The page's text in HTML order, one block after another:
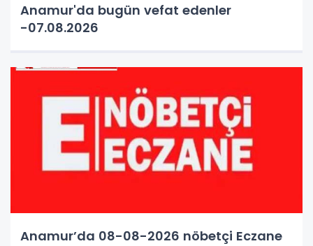
Anamur'da bugün vefat edenler
-07.08.2026
Anamur’da 08-08-2026 nöbetçi Eczane